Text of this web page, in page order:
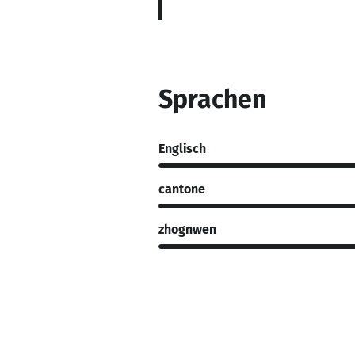
Sprachen
Englisch
cantone
zhognwen